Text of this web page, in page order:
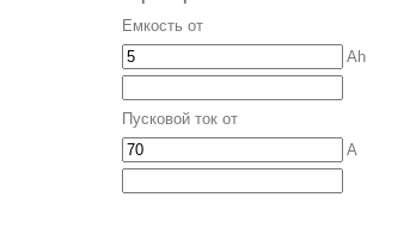
Емкость от
Ah
Пусковой ток от
A